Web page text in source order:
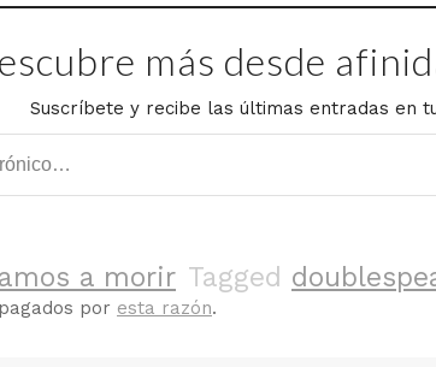
más desde
Suscríbete y recibe las últimas entradas en
a morir Tagged
por esta razón.